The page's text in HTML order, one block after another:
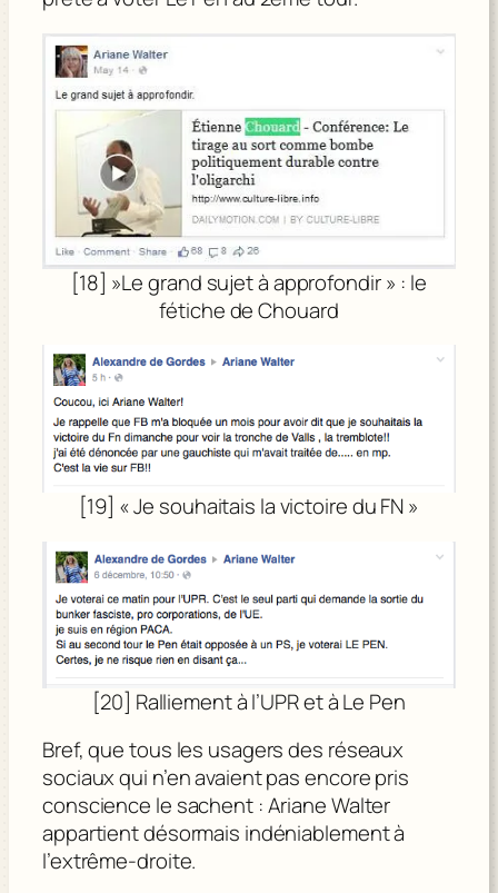
[18] »Le grand sujet à approfondir » : le
fétiche de Chouard
[19] « Je souhaitais la victoire du FN »
[20] Ralliement à l’UPR et à Le Pen
Bref, que tous les usagers des réseaux
sociaux qui n’en avaient pas encore pris
conscience le sachent : Ariane Walter
appartient désormais indéniablement à
l’extrême-droite.